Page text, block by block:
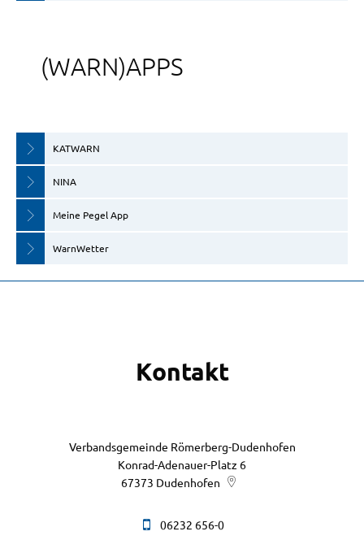
(WARN)APPS
KATWARN
NINA
Meine Pegel App
WarnWetter
Kontakt
Verbandsgemeinde Römerberg-Dudenhofen
Konrad-Adenauer-Platz 6
67373 Dudenhofen
06232 656-0